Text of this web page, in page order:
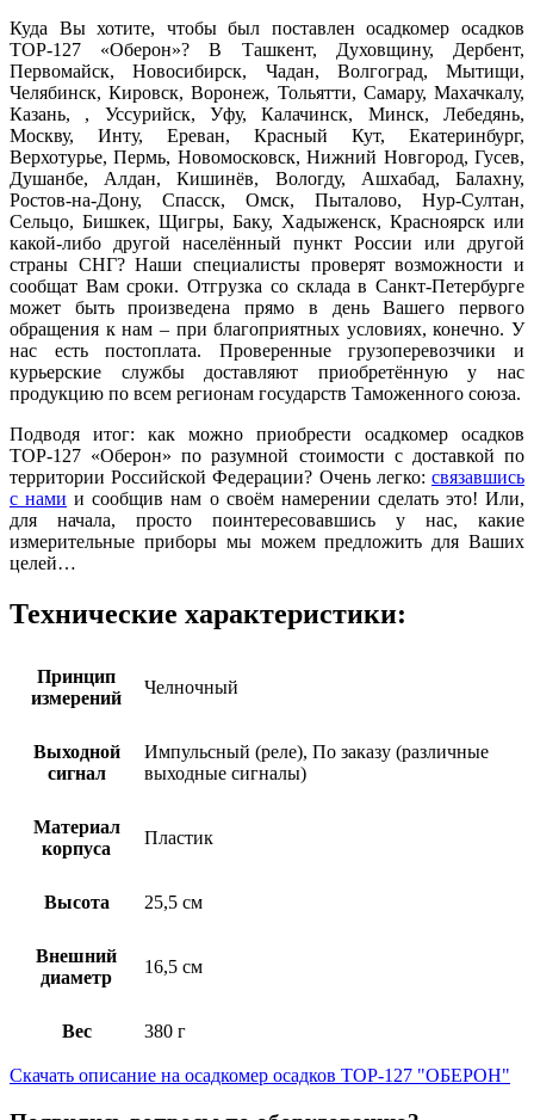
Куда Вы хотите, чтобы был поставлен осадкомер осадков
ТОР-127 «Оберон»? В Ташкент, Духовщину, Дербент,
Первомайск, Новосибирск, Чадан, Волгоград, Мытищи,
Челябинск, Кировск, Воронеж, Тольятти, Самару, Махачкалу,
Казань, , Уссурийск, Уфу, Калачинск, Минск, Лебедянь,
Москву, Инту, Ереван, Красный Кут, Екатеринбург,
Верхотурье, Пермь, Новомосковск, Нижний Новгород, Гусев,
Душанбе, Алдан, Кишинёв, Вологду, Ашхабад, Балахну,
Ростов-на-Дону, Спасск, Омск, Пыталово, Нур-Султан,
Сельцо, Бишкек, Щигры, Баку, Хадыженск, Красноярск или
какой-либо другой населённый пункт России или другой
страны СНГ? Наши специалисты проверят возможности и
сообщат Вам сроки. Отгрузка со склада в Санкт-Петербурге
может быть произведена прямо в день Вашего первого
обращения к нам – при благоприятных условиях, конечно. У
нас есть постоплата. Проверенные грузоперевозчики и
курьерские службы доставляют приобретённую у нас
продукцию по всем регионам государств Таможенного союза.
Подводя итог: как можно приобрести осадкомер осадков
ТОР-127 «Оберон» по разумной стоимости с доставкой по
территории Российской Федерации? Очень легко: связавшись
с нами и сообщив нам о своём намерении сделать это! Или,
для начала, просто поинтересовавшись у нас, какие
измерительные приборы мы можем предложить для Ваших
целей…
Технические характеристики:
Принцип
измерений
Челночный
Выходной
сигнал
Импульсный (реле), По заказу (различные
выходные сигналы)
Материал
корпуса
Пластик
Высота 25,5 см
Внешний
диаметр
16,5 см
Вес 380 г
Скачать описание на осадкомер осадков ТОР-127 "ОБЕРОН"